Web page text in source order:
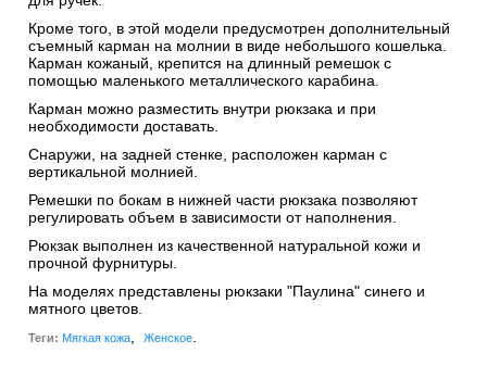
Кроме того, в этой модели предусмотрен дополнительный
съемный карман на молнии в виде небольшого кошелька.
Карман кожаный, крепится на длинный ремешок с
помощью маленького металлического карабина.
Карман можно разместить внутри рюкзака и при
необходимости доставать.
Снаружи, на задней стенке, расположен карман с
вертикальной молнией.
Ремешки по бокам в нижней части рюкзака позволяют
регулировать объем в зависимости от наполнения.
Рюкзак выполнен из качественной натуральной кожи и
прочной фурнитуры.
На моделях представлены рюкзаки "Паулина" синего и
мятного цветов.
Теги: Мягкая кожа Женское.